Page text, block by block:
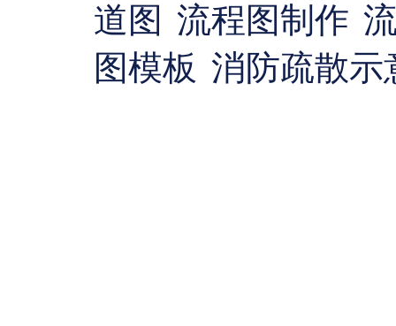
道图 流程图制作
图模板 消防疏散示